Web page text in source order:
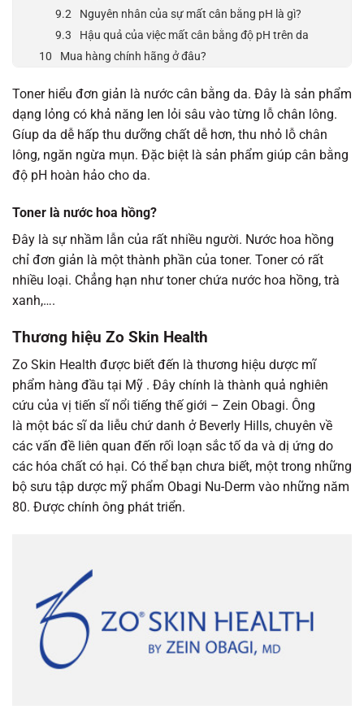
Nguyên nhân của sự mất cân bằng pH là gì?
Hậu quả của việc mất cân bằng độ pH trên da
Mua hàng chính hãng ở đâu?
Toner hiểu đơn giản là nước cân bằng da. Đây là sản phẩm
dạng lỏng có khả năng len lỏi sâu vào từng lỗ chân lông.
Gíup da dễ hấp thu dưỡng chất dễ hơn, thu nhỏ lỗ chân
lông, ngăn ngừa mụn. Đặc biệt là sản phẩm giúp cân bằng
độ pH hoàn hảo cho da.
Toner là nước hoa hồng?
Đây là sự nhầm lẫn của rất nhiều người. Nước hoa hồng
chỉ đơn giản là một thành phần của toner. Toner có rất
nhiều loại. Chẳng hạn như toner chứa nước hoa hồng, trà
xanh,….
Thương hiệu Zo Skin Health
Zo Skin Health được biết đến là thương hiệu dược mĩ
phẩm hàng đầu tại Mỹ . Đây chính là thành quả nghiên
cứu của vị tiến sĩ nổi tiếng thế giới – Zein Obagi. Ông
là một bác sĩ da liễu chứ danh ở Beverly Hills, chuyên về
các vấn đề liên quan đến rối loạn sắc tố da và dị ứng do
các hóa chất có hại. Có thể bạn chưa biết, một trong những
bộ sưu tập dược mỹ phẩm Obagi Nu-Derm vào những năm
80. Được chính ông phát triển.